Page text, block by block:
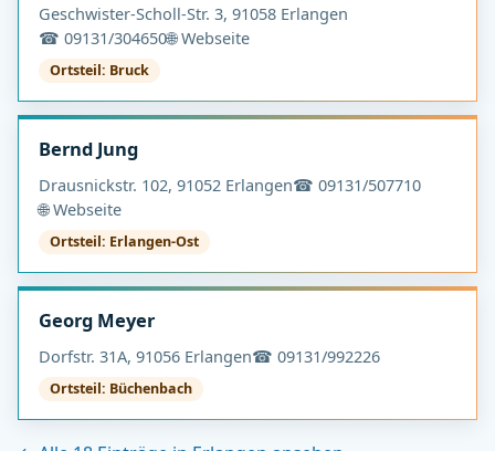
Geschwister-Scholl-Str. 3, 91058 Erlangen
☎ 09131/304650🌐 Webseite
Ortsteil: Bruck
Bernd Jung
Drausnickstr. 102, 91052 Erlangen☎ 09131/507710
🌐 Webseite
Ortsteil: Erlangen-Ost
Georg Meyer
Dorfstr. 31A, 91056 Erlangen☎ 09131/992226
Ortsteil: Büchenbach